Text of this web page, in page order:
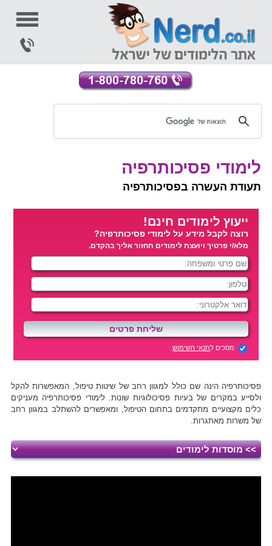
לימודי פסיכותרפיה
תעודת העשרה בפסיכותרפיה
ייעוץ לימודים חינם!
רוצה לקבל מידע על לימודי פסיכותרפיה?
מלא/י פרטיך ויועצת לימודים תחזור אליך בהקדם.
מסכים לתנאי השימוש.
פסיכותרפיה הינה שם כולל למגוון רחב של שיטות טיפול, המאפשרות להקל
ולסייע במקרים של בעיות פסיכולוגיות שונות. לימודי פסיכותרפיה מעניקים
כלים מקצועיים מתקדמים בתחום הטיפול, ומאפשרים להשתלב במגוון רחב
של משרות מאתגרות.